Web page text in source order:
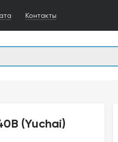
Контакты
(Yuchai)